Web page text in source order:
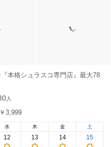
本格シュラスコ専門店』最大78
人
3,999
水
12
木
13
金
14
土
15